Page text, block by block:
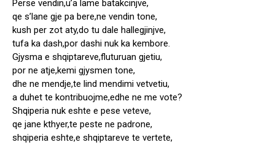
Perse vendin,u’a lame batakcinjve,
qe s’lane gje pa bere,ne vendin tone,
kush per zot aty,do tu dale hallegjinjve,
tufa ka dash,por dashi nuk ka kembore.
Gjysma e shqiptareve,fluturuan gjetiu,
por ne atje,kemi gjysmen tone,
dhe ne mendje,te lind mendimi vetvetiu,
a duhet te kontribuojme,edhe ne me vote?
Shqiperia nuk eshte e pese veteve,
qe jane kthyer,te peste ne padrone,
shqiperia eshte,e shqiptareve te vertete,